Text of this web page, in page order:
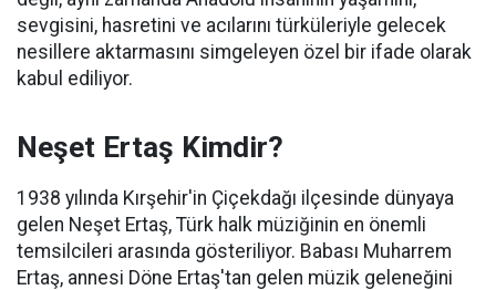
sevgisini, hasretini ve acılarını türküleriyle gelecek
nesillere aktarmasını simgeleyen özel bir ifade olarak
kabul ediliyor.
Neşet Ertaş Kimdir?
1938 yılında Kırşehir'in Çiçekdağı ilçesinde dünyaya
gelen Neşet Ertaş, Türk halk müziğinin en önemli
temsilcileri arasında gösteriliyor. Babası Muharrem
Ertaş, annesi Döne Ertaş'tan gelen müzik geleneğini